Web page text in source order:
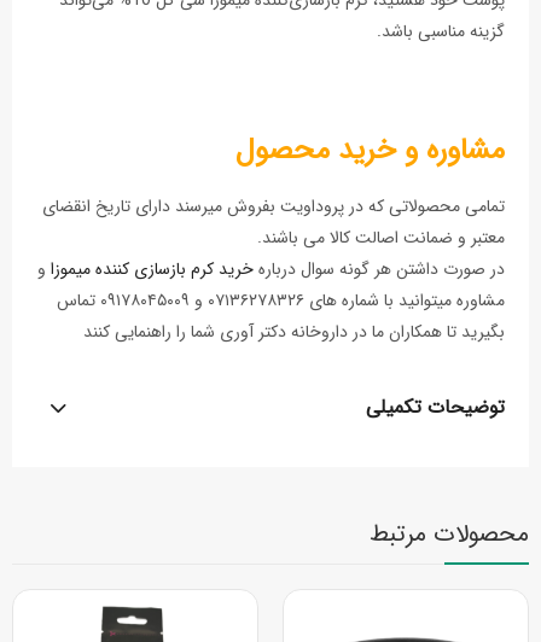
گزینه مناسبی باشد.
مشاوره و خرید محصول
تمامی محصولاتی که در پروداویت بفروش میرسند دارای تاریخ انقضای
معتبر و ضمانت اصالت کالا می باشند.
در صورت داشتن هر گونه سوال دربارهخرید کرم بازسازی‌ کننده میموزا و
مشاوره میتوانید با شماره های ۰۷۱۳۶۲۷۸۳۲۶ و ۰۹۱۷۸۰۴۵۰۰۹ تماس
بگیرید تا همکاران ما در داروخانه دکتر آوری شما را راهنمایی کنند
توضیحات تکمیلی
محصولات مرتبط